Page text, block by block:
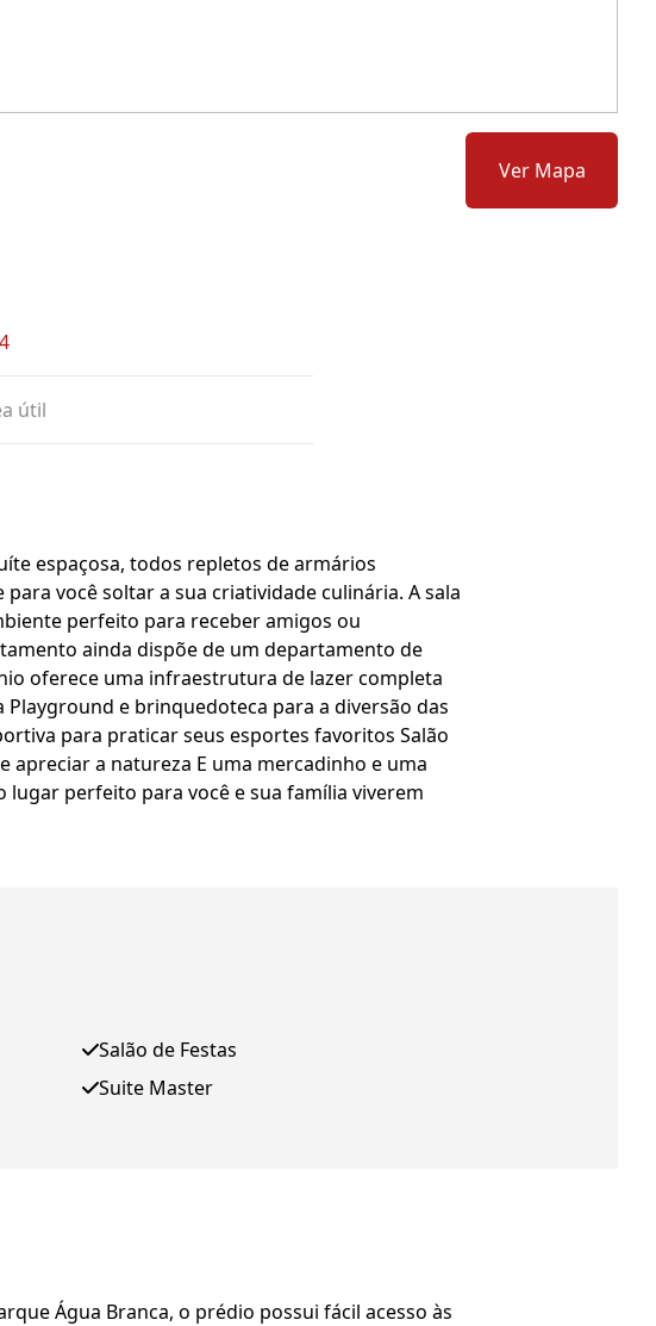
Ver Mapa
útil
espaçosa, todos repletos de armários
você soltar a sua criatividade culinária. A sala
perfeito para receber amigos ou
ainda dispõe de um departamento de
oferece uma infraestrutura de lazer completa
e brinquedoteca para a diversão das
para praticar seus esportes favoritos Salão
apreciar a natureza E uma mercadinho e uma
perfeito para você e sua família viverem
Salão de Festas
Suite Master
Água Branca, o prédio possui fácil acesso às